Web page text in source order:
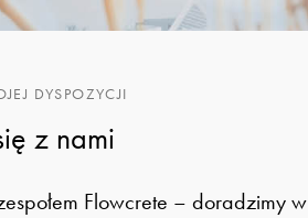
DYSPOZYCJI
z nami
Flowcrete – doradzimy w